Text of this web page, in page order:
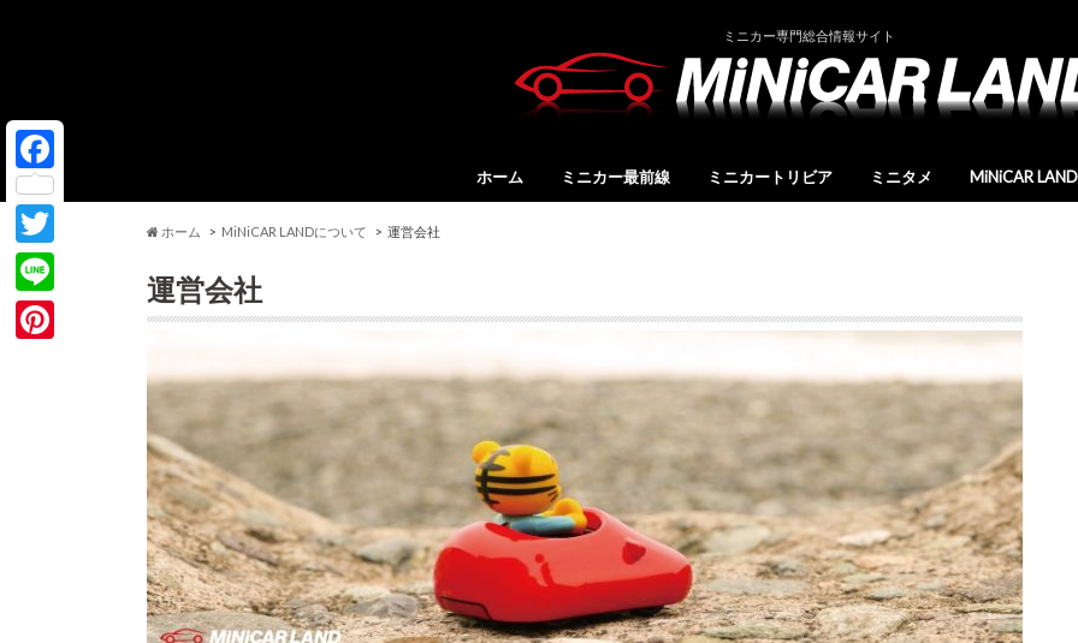
ミニカー専門総合情報サイト
ホーム ミニカー最前線 ミニカートリビア ミニタメ MiNiCAR
ホーム MiNiCAR LANDについて 運営会社
運営会社
F
a
c
e
b
T
w
i
L